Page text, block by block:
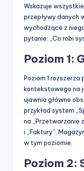
Wskazuje
przepływy danych
wychodzące z
pytanie: „Co robi
Poziom 1:
Poziom 1 rozszerza
kontekstowego na
ujawnia główne
przykład system
na „Przetwarzanie
i „Faktury”.
w tym poziomie.
Poziom 2: